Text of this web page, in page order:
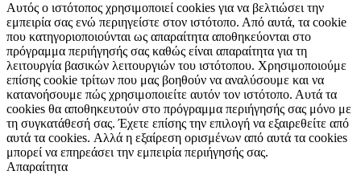
Αυτός ο ιστότοπος χρησιμοποιεί cookies για να βελτιώσει την
εμπειρία σας ενώ περιηγείστε στον ιστότοπο. Από αυτά, τα cookie
που κατηγοριοποιούνται ως απαραίτητα αποθηκεύονται στο
πρόγραμμα περιήγησής σας καθώς είναι απαραίτητα για τη
λειτουργία βασικών λειτουργιών του ιστότοπου. Χρησιμοποιούμε
επίσης cookie τρίτων που μας βοηθούν να αναλύσουμε και να
κατανοήσουμε πώς χρησιμοποιείτε αυτόν τον ιστότοπο. Αυτά τα
cookies θα αποθηκευτούν στο πρόγραμμα περιήγησής σας μόνο με
τη συγκατάθεσή σας. Έχετε επίσης την επιλογή να εξαιρεθείτε από
αυτά τα cookies. Αλλά η εξαίρεση ορισμένων από αυτά τα cookies
μπορεί να επηρεάσει την εμπειρία περιήγησής σας.
Απαραίτητα